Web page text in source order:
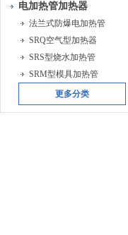
电加热管加热器
法兰式防爆电加热管
SRQ空气型加热器
SRS型烧水加热管
SRM型模具加热管
更多分类